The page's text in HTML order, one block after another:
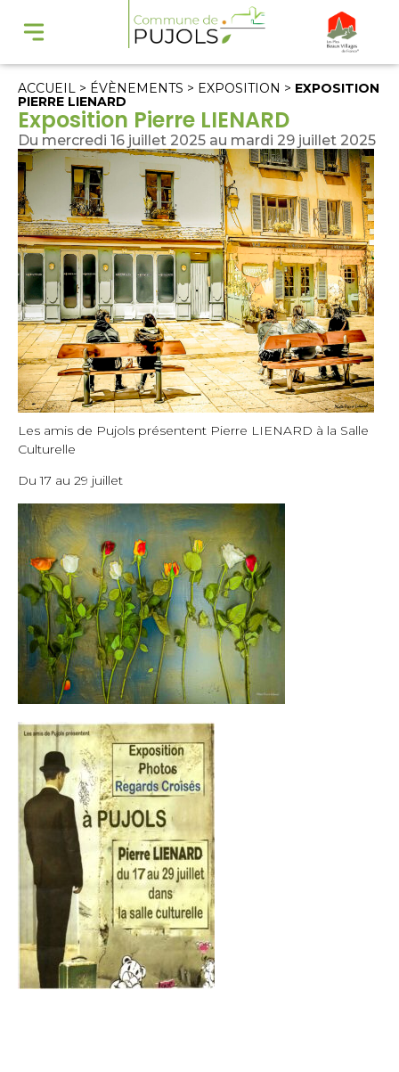
ACCUEIL > ÉVÈNEMENTS > EXPOSITION > EXPOSITION
PIERRE LIENARD
Exposition Pierre LIENARD
Du mercredi 16 juillet 2025 au mardi 29 juillet 2025
Les amis de Pujols présentent Pierre LIENARD à la Salle
Culturelle
Du 17 au 29 juillet